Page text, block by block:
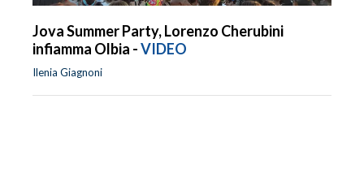
Jova Summer Party, Lorenzo Cherubini
infiamma Olbia -VIDEO
Ilenia Giagnoni